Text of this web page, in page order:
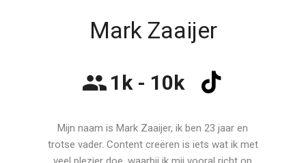
Mark Zaaijer
1k - 10k
Mijn naam is Mark Zaaijer, ik ben 23 jaar en
trotse vader. Content creëren is iets wat ik met